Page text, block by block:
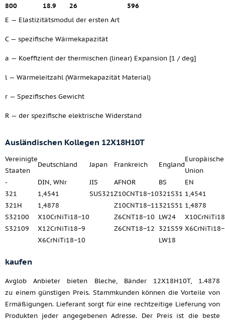
800
18.9 26
596
E — Elastizitätsmodul der ersten Art
C — spezifische Wärmekapazität
a — Koeffizient der thermischen (linear) Expansion [1 / deg]
l — Wärmeleitzahl (Wärmekapazität Material)
r — Spezifisches Gewicht
R — der spezifische elektrische Widerstand
Ausländischen Kollegen 12X18H10T
Vereinigte
Staaten
Deutschland Japan Frankreich England
Europäische
Union
-
DIN, WNr JIS AFNOR BS
EN
321
1,4541 SUS321Z10CNT18−10321S31 1,4541
321H
1,4878 Z10CNT18−11321S51 1,4878
S32100
X10CrNiTi18−10 Z6CNT18−10 LW24
S32109
X12CrNiTi18−9 Z6CNT18−12 321S59
X6CrNiTi18−10
LW18
kaufen
Avglob Anbieter bieten Bleche, Bänder 12X18H10T, 1.4878
zu einem günstigen Preis. Stammkunden können die Vorteile von
Ermäßigungen. Lieferant sorgt für eine rechtzeitige Lieferung von
Produkten jeder angegebenen Adresse. Der Preis ist die beste